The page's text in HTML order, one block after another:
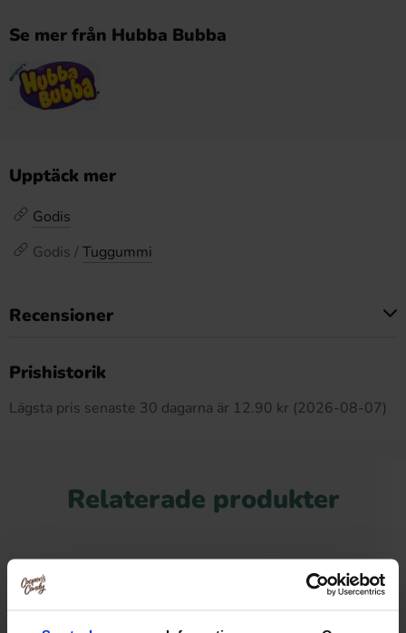
Se mer från Hubba Bubba
Upptäck mer
Godis
Godis / Tuggummi
Recensioner
Prishistorik
Lägsta pris senaste 30 dagarna är 12.90 kr (2026-08-07)
Relaterade produkter
-26%